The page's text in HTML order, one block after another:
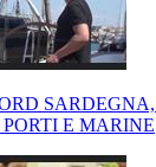
E MARINE